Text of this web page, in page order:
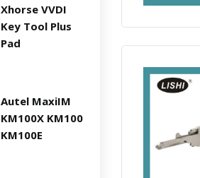
Xhorse VVDI
Key Tool Plus
Pad
Autel MaxiIM
KM100X KM100
KM100E